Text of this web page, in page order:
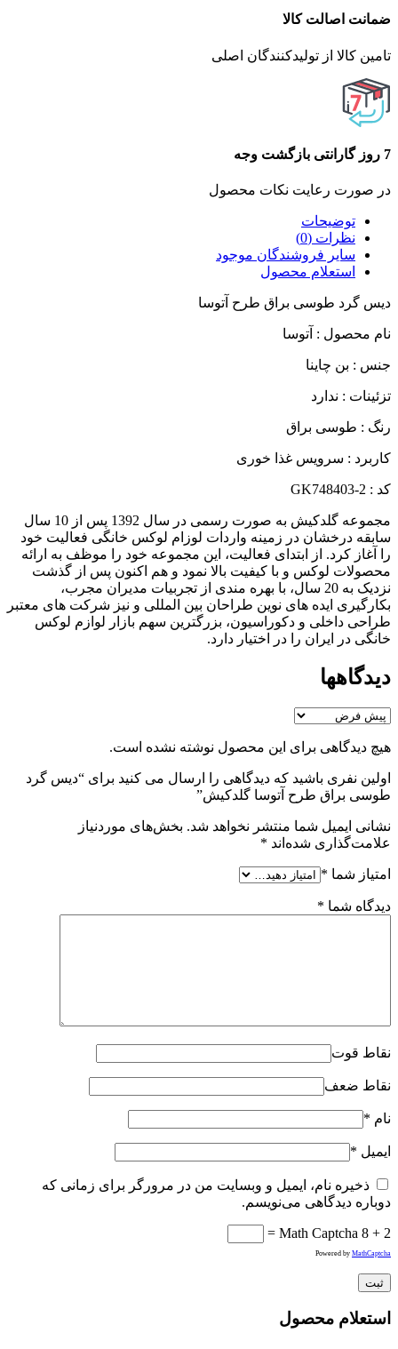
ضمانت اصالت کالا
تامین کالا از تولیدکنندگان اصلی
7 روز گارانتی بازگشت وجه
در صورت رعایت نکات محصول
توضیحات
نظرات (0)
سایر فروشندگان موجود
استعلام محصول
دیس گرد طوسی براق طرح آتوسا
نام محصول : آتوسا
جنس : بن چاینا
تزئینات : ندارد
رنگ : طوسی براق
کاربرد : سرویس غذا خوری
کد : GK748403-2
مجموعه گلدکیش به صورت رسمی در سال 1392 پس از 10 سال
سابقه درخشان در زمینه واردات لوزام لوکس خانگی فعالیت خود
را آغاز کرد. از ابتدای فعالیت، این مجموعه خود را موظف به ارائه
محصولات لوکس و با کیفیت بالا نمود و هم اکنون پس از گذشت
نزدیک به 20 سال، با بهره مندی از تجربیات مدیران مجرب،
بکارگیری ایده های نوین طراحان بین المللی و نیز شرکت های معتبر
طراحی داخلی و دکوراسیون، بزرگترین سهم بازار لوازم لوکس
خانگی در ایران را در اختیار دارد.
دیدگاهها
هیچ دیدگاهی برای این محصول نوشته نشده است.
اولین نفری باشید که دیدگاهی را ارسال می کنید برای “دیس گرد
طوسی براق طرح آتوسا گلدکیش”
نشانی ایمیل شما منتشر نخواهد شد. بخش‌های موردنیاز
علامت‌گذاری شده‌اند *
امتیاز شما *
دیدگاه شما *
نقاط قوت
نقاط ضعف
نام *
ایمیل *
ذخیره نام، ایمیل و وبسایت من در مرورگر برای زمانی که
دوباره دیدگاهی می‌نویسم.
Math Captcha 8 + 2 =
Powered by MathCaptcha
استعلام محصول